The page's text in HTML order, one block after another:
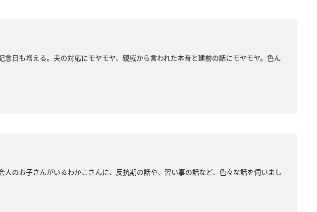
日も増える。夫の対応にモヤモヤ、親戚から言われた本音と建前の話にモヤモヤ。色ん
のお子さんがいるわかこさんに、反抗期の話や、習い事の話など、色々な話を伺いまし